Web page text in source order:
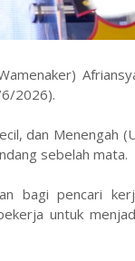
6/2026).
dan Menengah
sebelah mata.
bagi pencari
untuk